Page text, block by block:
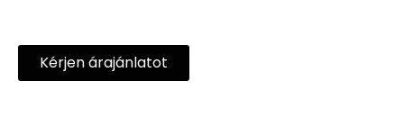
Kérjen árajánlatot